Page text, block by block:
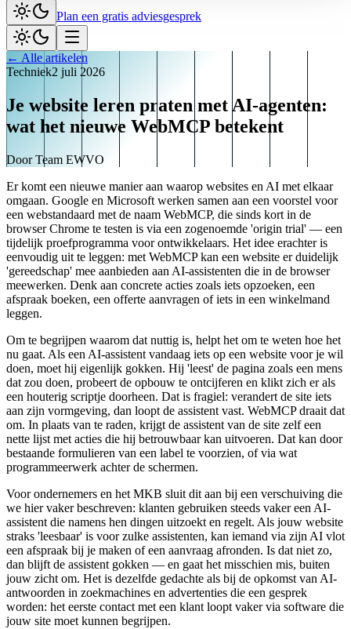
Plan een gratis adviesgesprek
← Alle artikelen
Techniek2 juli 2026
Je website leren praten met AI-agenten:
wat het nieuwe WebMCP betekent
DoorTeam EWVO
Er komt een nieuwe manier aan waarop websites en AI met elkaar
omgaan. Google en Microsoft werken samen aan een voorstel voor
een webstandaard met de naam WebMCP, die sinds kort in de
browser Chrome te testen is via een zogenoemde 'origin trial' — een
tijdelijk proefprogramma voor ontwikkelaars. Het idee erachter is
eenvoudig uit te leggen: met WebMCP kan een website er duidelijk
'gereedschap' mee aanbieden aan AI-assistenten die in de browser
meewerken. Denk aan concrete acties zoals iets opzoeken, een
afspraak boeken, een offerte aanvragen of iets in een winkelmand
leggen.
Om te begrijpen waarom dat nuttig is, helpt het om te weten hoe het
nu gaat. Als een AI-assistent vandaag iets op een website voor je wil
doen, moet hij eigenlijk gokken. Hij 'leest' de pagina zoals een mens
dat zou doen, probeert de opbouw te ontcijferen en klikt zich er als
een houterig scriptje doorheen. Dat is fragiel: verandert de site iets
aan zijn vormgeving, dan loopt de assistent vast. WebMCP draait dat
om. In plaats van te raden, krijgt de assistent van de site zelf een
nette lijst met acties die hij betrouwbaar kan uitvoeren. Dat kan door
bestaande formulieren van een label te voorzien, of via wat
programmeerwerk achter de schermen.
Voor ondernemers en het MKB sluit dit aan bij een verschuiving die
we hier vaker beschreven: klanten gebruiken steeds vaker een AI-
assistent die namens hen dingen uitzoekt en regelt. Als jouw website
straks 'leesbaar' is voor zulke assistenten, kan iemand via zijn AI vlot
een afspraak bij je maken of een aanvraag afronden. Is dat niet zo,
dan blijft de assistent gokken — en gaat het misschien mis, buiten
jouw zicht om. Het is dezelfde gedachte als bij de opkomst van AI-
antwoorden in zoekmachines en advertenties die een gesprek
worden: het eerste contact met een klant loopt vaker via software die
jouw site moet kunnen begrijpen.